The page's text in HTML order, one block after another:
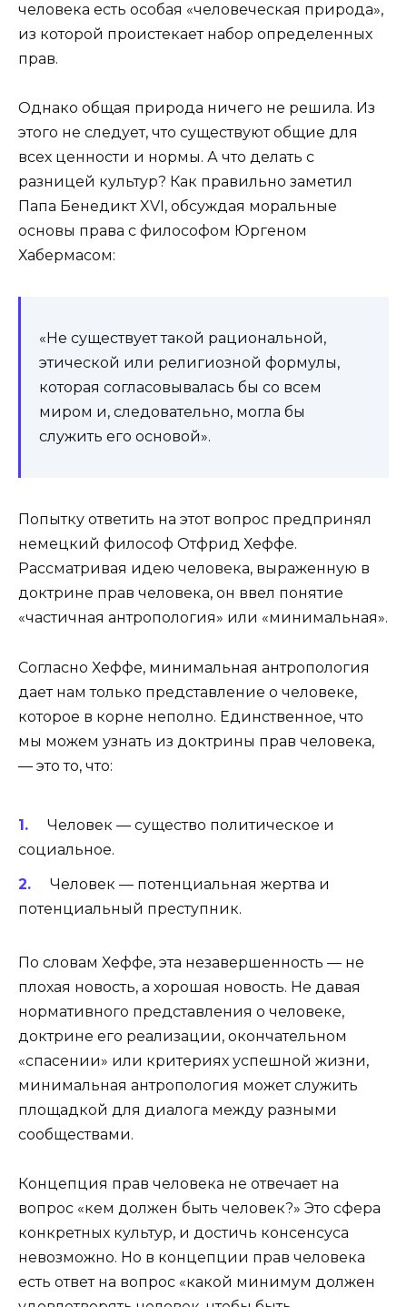
человека есть особая «человеческая природа»,
из которой проистекает набор определенных
прав.
Однако общая природа ничего не решила. Из
этого не следует, что существуют общие для
всех ценности и нормы. А что делать с
разницей культур? Как правильно заметил
Папа Бенедикт XVI, обсуждая моральные
основы права с философом Юргеном
Хабермасом:
«Не существует такой рациональной,
этической или религиозной формулы,
которая согласовывалась бы со всем
миром и, следовательно, могла бы
служить его основой».
Попытку ответить на этот вопрос предпринял
немецкий философ Отфрид Хеффе.
Рассматривая идею человека, выраженную в
доктрине прав человека, он ввел понятие
«частичная антропология» или «минимальная».
Согласно Хеффе, минимальная антропология
дает нам только представление о человеке,
которое в корне неполно. Единственное, что
мы можем узнать из доктрины прав человека,
— это то, что:
Человек — существо политическое и
социальное.
Человек — потенциальная жертва и
потенциальный преступник.
По словам Хеффе, эта незавершенность — не
плохая новость, а хорошая новость. Не давая
нормативного представления о человеке,
доктрине его реализации, окончательном
«спасении» или критериях успешной жизни,
минимальная антропология может служить
площадкой для диалога между разными
сообществами.
Концепция прав человека не отвечает на
вопрос «кем должен быть человек?» Это сфера
конкретных культур, и достичь консенсуса
невозможно. Но в концепции прав человека
есть ответ на вопрос «какой минимум должен